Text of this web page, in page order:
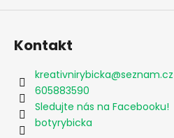
Kontakt
kreativnirybicka@seznam.cz
605883590
Sledujte nás na Facebooku!
botyrybicka